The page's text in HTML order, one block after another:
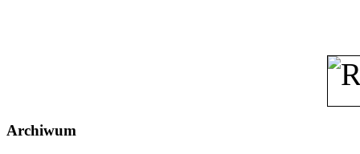
Archiwum